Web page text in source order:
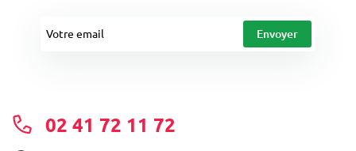
02 41 72 11 72